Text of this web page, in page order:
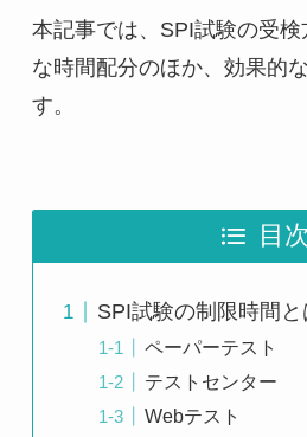
本記事では、SPI試験の受
な時間配分のほか、効果的
す。
目次
SPI試験の制限時間と
ペーパーテスト
テストセンター
Webテスト